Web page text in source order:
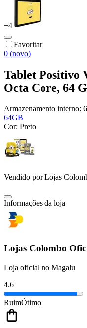
+4
Favoritar
0 (novo)
Tablet Positivo
Octa Core, 64
Armazenamento interno:
64GB
Cor: Preto
Vendido porLojas
Informações da loja
Lojas Colombo
Loja oficial no Magalu
4.6
RuimÓtimo